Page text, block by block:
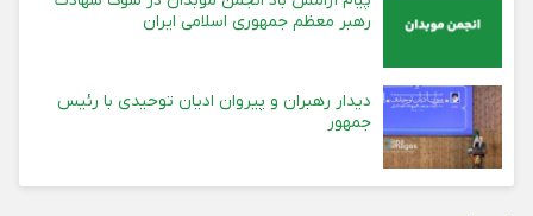
رهبر معظم جمهوری اسلامی ایران
دیدار رهبران و پیروان ادیان توحیدی با رئیس
جمهور